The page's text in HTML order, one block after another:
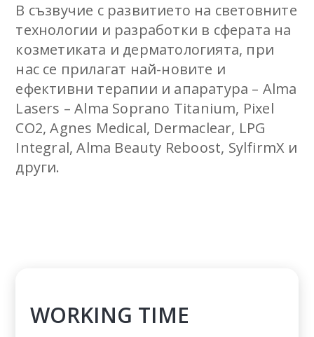
В съзвучие с развитието на световните
технологии и разработки в сферата на
козметиката и дерматологията, при
нас се прилагат най-новите и
ефективни терапии и апаратура – Alma
Lasers – Alma Soprano Titanium, Pixel
CO2, Agnes Medical, Dermaclear, LPG
Integral, Alma Beauty Reboost, SylfirmX и
други.
WORKING TIME